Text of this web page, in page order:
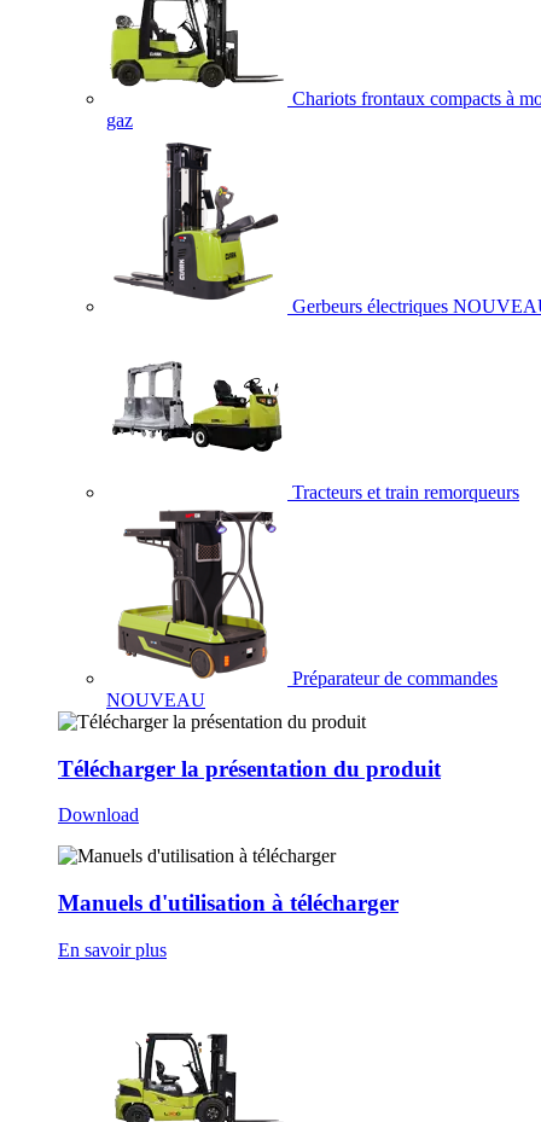
Chariots frontaux compacts à
gaz
Gerbeurs électriques
Tracteurs et train remorqueurs
Préparateur de commandes
NOUVEAU
Télécharger la présentation du produit
Download
Manuels d'utilisation à télécharger
En savoir plus